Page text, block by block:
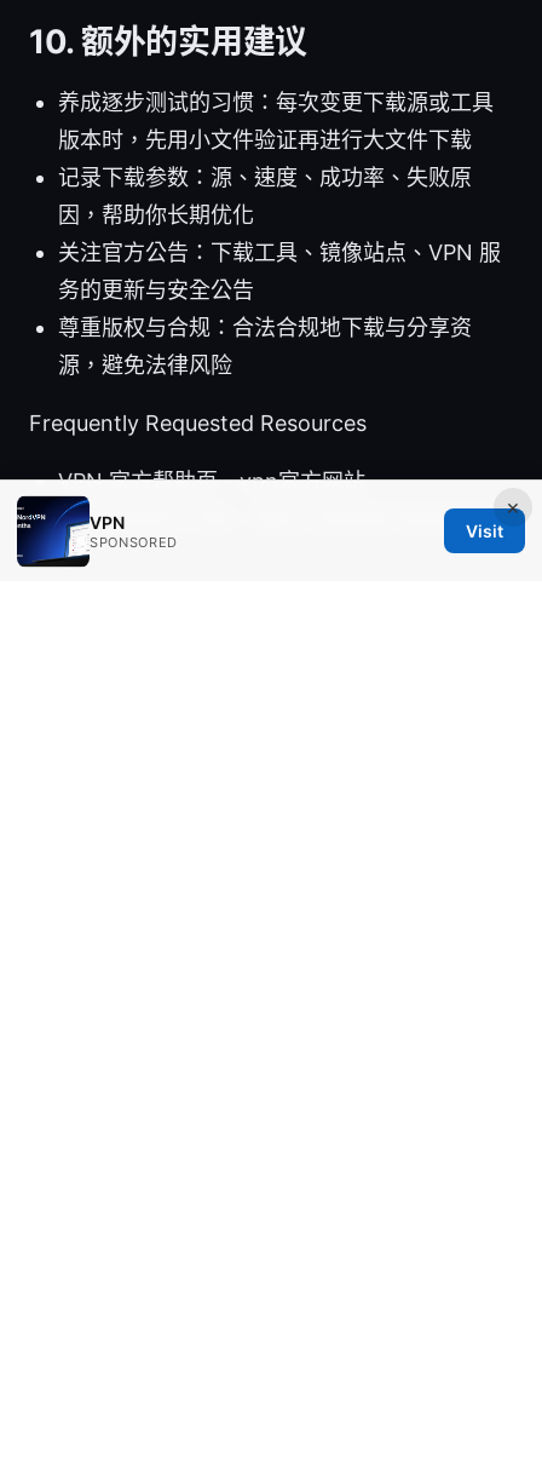
10. 额外的实用建议
养成逐步测试的习惯：每次变更下载源或工具
版本时，先用小文件验证再进行大文件下载
记录下载参数：源、速度、成功率、失败原
因，帮助你长期优化
关注官方公告：下载工具、镜像站点、VPN 服
务的更新与安全公告
尊重版权与合规：合法合规地下载与分享资
源，避免法律风险
Frequently Requested Resources
VPN 官方帮助页 - vpn官方网站
下载工具官方文档 - 相应工具的官方网站文档
页
×
VPN
SPONSORED
Visit